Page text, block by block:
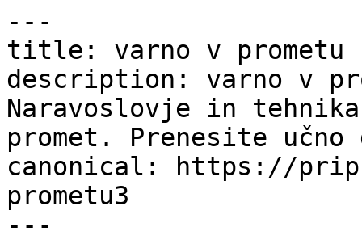
---
title: varno v prometu
description: varno v
Naravoslovje in
promet. Prenesite
canonical: https://
prometu3
---